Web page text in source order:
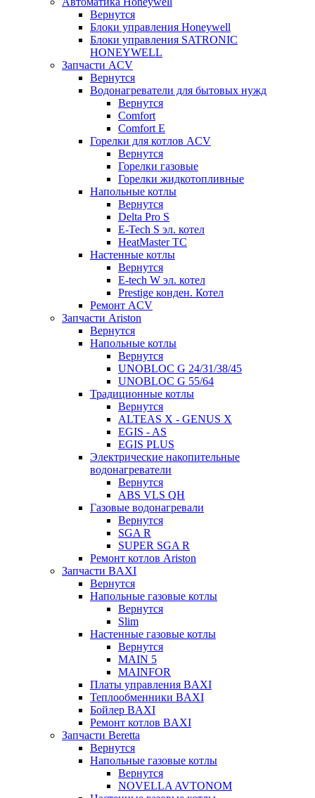
Вернутся
Блоки управления Honeywell
Блоки управления SATRONIC
HONEYWELL
Запчасти ACV
Вернутся
Водонагреватели для бытовых нужд
Вернутся
Comfort
Comfort E
Горелки для котлов ACV
Вернутся
Горелки газовые
Горелки жидкотопливные
Напольные котлы
Вернутся
Delta Pro S
E-Tech S эл. котел
HeatMaster TC
Настенные котлы
Вернутся
E-tech W эл. котел
Prestige конден. Котел
Ремонт ACV
Запчасти Ariston
Вернутся
Напольные котлы
Вернутся
UNOBLOC G 24/31/38/45
UNOBLOC G 55/64
Традиционные котлы
Вернутся
ALTEAS X - GENUS X
EGIS - AS
EGIS PLUS
Электрические накопительные
водонагреватели
Вернутся
ABS VLS QH
Газовые водонагревали
Вернутся
SGA R
SUPER SGA R
Ремонт котлов Ariston
Запчасти BAXI
Вернутся
Напольные газовые котлы
Вернутся
Slim
Настенные газовые котлы
Вернутся
MAIN 5
MAINFOR
Платы управления BAXI
Теплообменники BAXI
Бойлер BAXI
Ремонт котлов BAXI
Запчасти Beretta
Вернутся
Напольные газовые котлы
Вернутся
NOVELLA AVTONOM